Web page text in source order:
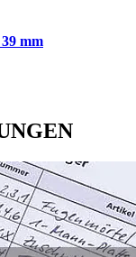
mm